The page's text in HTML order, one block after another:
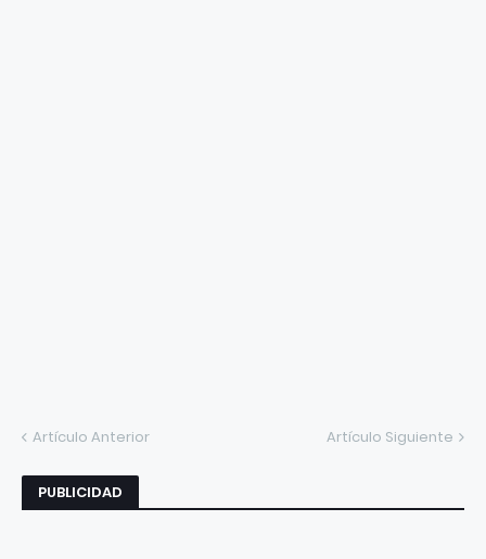
Artículo Anterior Artículo Siguiente
PUBLICIDAD